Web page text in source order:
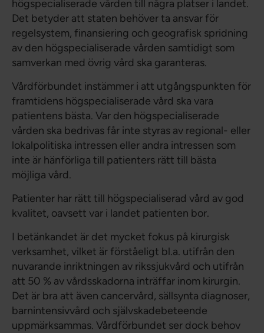
högspecialiserade vården till några platser i landet.
Det betyder att staten behöver ta ansvar för
regelsystem, finansiering och geografisk spridning
av den högspecialiserade vården samtidigt som
samverkan med övrig vård ska garanteras.
Vårdförbundet instämmer i att utgångspunkten för
framtidens högspecialiserade vård ska vara
patientens bästa. Var den högspecialiserade
vården ska bedrivas får inte styras av regional- eller
lokalpolitiska intressen eller andra intressen som
inte är hänförliga till patienters rätt till bästa
möjliga vård.
Patienter har rätt till högspecialiserad vård av god
kvalitet, oavsett var i landet patienten bor.
I betänkandet är det mycket fokus på kirurgisk
verksamhet, vilket är förståeligt bl.a. utifrån den
nuvarande inriktningen av rikssjukvård och utifrån
att 50 % av vårdsskadorna inträffar inom kirurgin.
Det är bra att även cancervård, sällsynta diagnoser,
barnintensivvård och självskadebeteende
uppmärksammas. Vårdförbundet ser dock behov